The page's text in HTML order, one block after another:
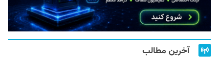
آخرین مطالب